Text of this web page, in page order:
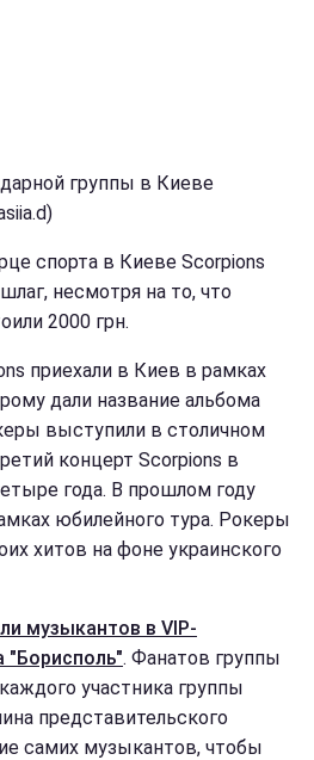
группы в Киеве
спорта в Киеве Scorpions
несмотря на то, что
2000 грн.
приехали в Киев в рамках
дали название альбома
выступили в столичном
концерт Scorpions в
года. В прошлом году
юбилейного тура. Рокеры
хитов на фоне украинского
музыкантов в VIP-
"Борисполь". Фанатов группы
участника группы
представительского
самих музыкантов, чтобы